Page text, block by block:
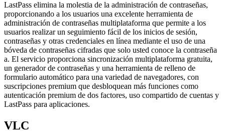
LastPass elimina la molestia de la administración de contraseñas,
proporcionando a los usuarios una excelente herramienta de
administración de contraseñas multiplataforma que permite a los
usuarios realizar un seguimiento fácil de los inicios de sesión,
contraseñas y otras credenciales en línea mediante el uso de una
bóveda de contraseñas cifradas que solo usted conoce la contraseña
a. El servicio proporciona sincronización multiplataforma gratuita,
un generador de contraseñas y una herramienta de relleno de
formulario automático para una variedad de navegadores, con
suscripciones premium que desbloquean más funciones como
autenticación premium de dos factores, uso compartido de cuentas y
LastPass para aplicaciones.
VLC